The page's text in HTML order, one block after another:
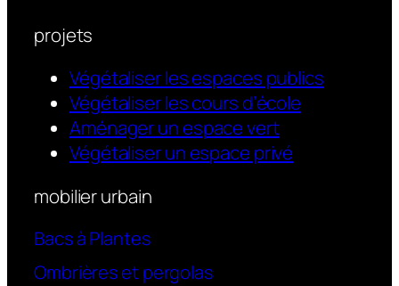
projets
Végétaliser les espaces publics
Végétaliser les cours d’école
Aménager un espace vert
Végétaliser un espace privé
mobilier urbain
Bacs à Plantes
Ombrières et pergolas